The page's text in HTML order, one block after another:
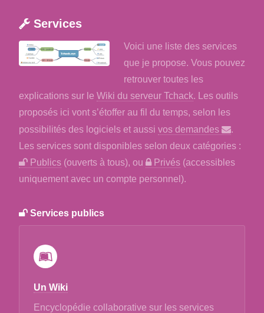
Services
Voici une liste des services
que je propose. Vous pouvez
retrouver toutes les
explications sur le Wiki du serveur Tchack. Les outils
proposés ici vont s’étoffer au fil du temps, selon les
possibilités des logiciels et aussi vos demandes
.
Les services sont disponibles selon deux catégories :
Publics (ouverts à tous), ou Privés (accessibles
uniquement avec un compte personnel).
Services publics
Un Wiki
Encyclopédie collaborative sur les services